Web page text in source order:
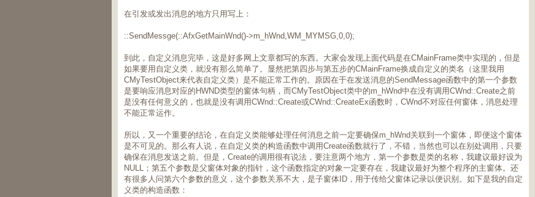
在引发或发出消息的地方只用写上：
::SendMessge(::AfxGetMainWnd()->m_hWnd,WM_MYMSG,0,0);
到此，自定义消息完毕，这是好多网上文章都写的东西。大家会发现上面代码是在CMainFrame类中实现的，但是
如果要用自定义类，就没有那么简单了。显然把第四步与第五步的CMainFrame换成自定义的类名（这里我用
CMyTestObject来代表自定义类）是不能正常工作的。原因在于在发送消息的SendMessage函数中的第一个参数
是要响应消息对应的HWND类型的窗体句柄，而CMyTestObject类中的m_hWnd中在没有调用CWnd::Create之前
是没有任何意义的，也就是没有调用CWnd::Create或CWnd::CreateEx函数时，CWnd不对应任何窗体，消息处理
不能正常运作。
所以，又一个重要的结论，在自定义类能够处理任何消息之前一定要确保m_hWnd关联到一个窗体，即便这个窗体
是不可见的。那么有人说，在自定义类的构造函数中调用Create函数就行了，不错，当然也可以在别处调用，只要
确保在消息发送之前。但是，Create的调用很有说法，要注意两个地方，第一个参数是类的名称，我建议最好设为
NULL；第五个参数是父窗体对象的指针，这个函数指定的对象一定要存在，我建议最好为整个程序的主窗体。还
有很多人问第六个参数的意义，这个参数关系不大，是子窗体ID，用于传给父窗体记录以便识别。如下是我的自定
义类的构造函数：